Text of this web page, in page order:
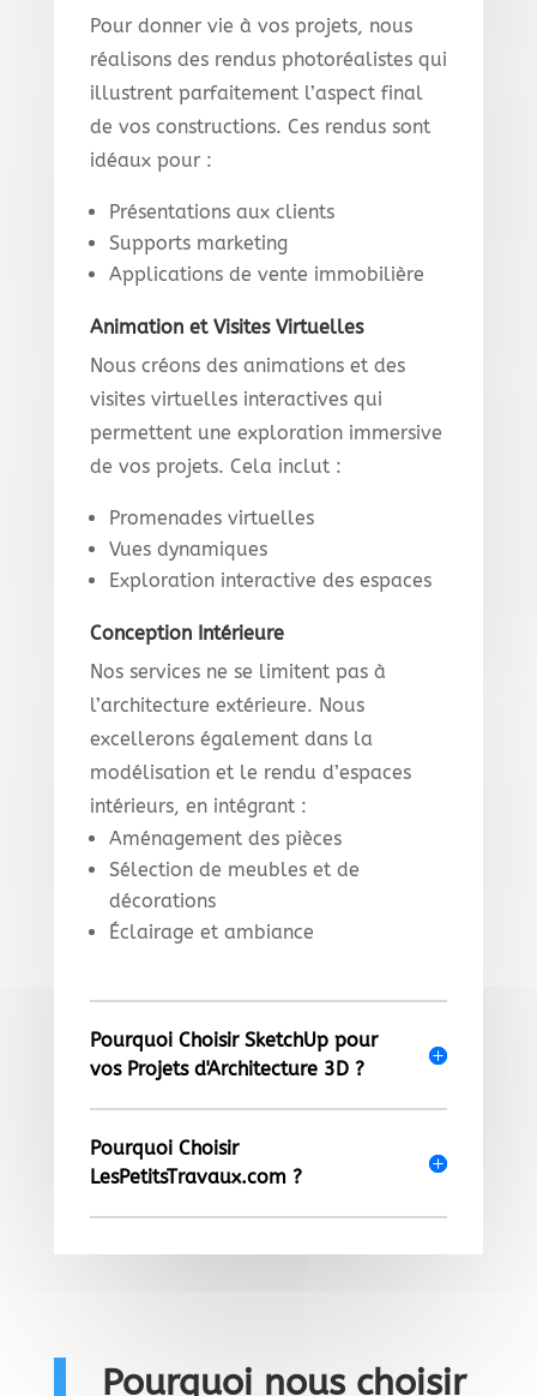
Pour donner vie à vos projets, nous
réalisons des rendus photoréalistes qui
illustrent parfaitement l’aspect final
de vos constructions. Ces rendus sont
idéaux pour :
Présentations aux clients
Supports marketing
Applications de vente immobilière
Animation et Visites Virtuelles
Nous créons des animations et des
visites virtuelles interactives qui
permettent une exploration immersive
de vos projets. Cela inclut :
Promenades virtuelles
Vues dynamiques
Exploration interactive des espaces
Conception Intérieure
Nos services ne se limitent pas à
l’architecture extérieure. Nous
excellerons également dans la
modélisation et le rendu d’espaces
intérieurs, en intégrant :
Aménagement des pièces
Sélection de meubles et de
décorations
Éclairage et ambiance
Pourquoi Choisir SketchUp pour
vos Projets d'Architecture 3D ?
Pourquoi Choisir
LesPetitsTravaux.com ?
Pourquoi nous choisir